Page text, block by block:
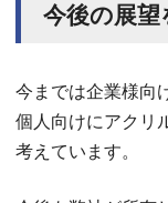
今後の展望
今までは企業様向
個人向けにアクリ
考えています。